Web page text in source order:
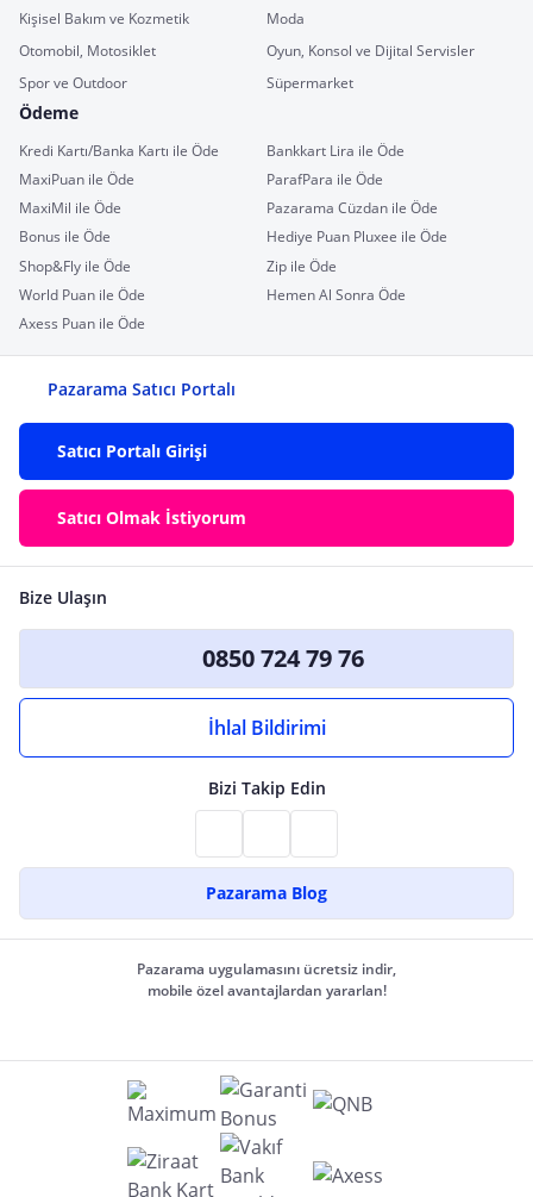
Kişisel Bakım ve Kozmetik
Moda
Otomobil, Motosiklet
Oyun, Konsol ve Dijital Servisler
Spor ve Outdoor
Süpermarket
Ödeme
Kredi Kartı/Banka Kartı ile Öde
Bankkart Lira ile Öde
MaxiPuan ile Öde
ParafPara ile Öde
MaxiMil ile Öde
Pazarama Cüzdan ile Öde
Bonus ile Öde
Hediye Puan Pluxee ile Öde
Shop&Fly ile Öde
Zip ile Öde
World Puan ile Öde
Hemen Al Sonra Öde
Axess Puan ile Öde
Pazarama Satıcı Portalı
Satıcı Portalı Girişi
Satıcı Olmak İstiyorum
Bize Ulaşın
0850 724 79 76
İhlal Bildirimi
Bizi Takip Edin
Pazarama Blog
Pazarama uygulamasını ücretsiz indir,
mobile özel avantajlardan yararlan!